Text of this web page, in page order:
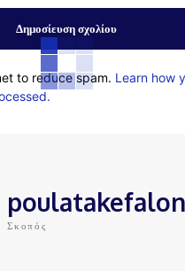
to reduce spam. Learn how
Σκοπός